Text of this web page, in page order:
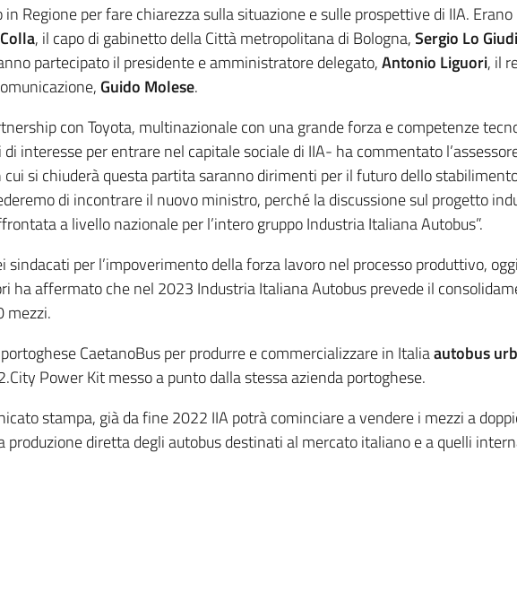
Regione per fare chiarezza sulla situazione e sulle prospettive di IIA. Erano
, il capo di gabinetto della Città metropolitana di Bologna,Sergio Lo
partecipato il presidente e amministratore delegato,Antonio Liguori, il
Guido Molese.
con Toyota, multinazionale con una grande forza e competenze
interesse per entrare nel capitale sociale di IIA- ha commentato
si chiuderà questa partita saranno dirimenti per il futuro dello
di incontrare il nuovo ministro, perché la discussione sul progetto
a livello nazionale per l’intero gruppo Industria Italiana Autobus”.
sindacati per l’impoverimento della forza lavoro nel processo produttivo,
affermato che nel 2023 Industria Italiana Autobus prevede il
mezzi.
CaetanoBus per produrre e commercializzare in Italiaautobus
Power Kit messo a punto dalla stessa azienda portoghese.
stampa, già da fine 2022 IIA potrà cominciare a vendere i mezzi a
produzione diretta degli autobus destinati al mercato italiano e a quelli